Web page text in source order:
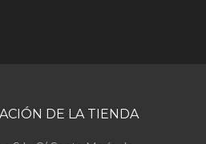
DE LA TIENDA